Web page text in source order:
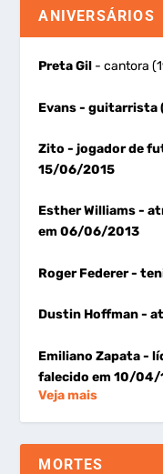
ANIVERSÁRIOS
Preta Gil - cantora
Evans- guitarrista
Zito- jogador de
15/06/2015
Esther Williams-
em 06/06/2013
Roger Federer-
Dustin Hoffman-
Emiliano Zapata-
falecido em 10/04/
Veja mais
MORTES